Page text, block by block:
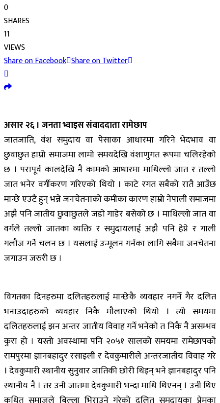
0
SHARES
11
VIEWS
Share on Facebook Share on Twitter
असार २६ । जनता भ्वाइस संवाददाता रामेछाप
जातजाति, वंश समुदाय वा पेसाका आधारमा गरिने भेदभाव वा
छुवाछुत हाम्रो समाजमा लामो समयदेखि वंशाणुगत रूपमा चलिरहेको
छ । परापूर्व कालदेखि नै कामको आधारमा माथिल्लो जात र तल्लो
जात भनेर वर्गीकरण गरिएको थियो । काटे रगत सबैको रातै आउँछ
मान्छे एउटै हुन् भन्ने जनचेतनाको कमीका कारण हाम्रो नेपाली समाजमा
अझै पनि जातीय छुवाछुतले जडो गाडेर बसेको छ । माथिल्लो जात वा
वर्गले तल्लो जातका व्यक्ति र समुदायलाई अझै पनि हेप्ने र गाली
गलौज गर्ने चलन छ । यसलाई उन्मूलन गर्नका लागि सबैमा जनचेतना
जगाउन जरुरी छ ।
विगतका दिनहरुमा दलितहरुलाई मान्छेकै व्यवहार नगर्ने गैर दलित
भनाउदाहरुको व्यवहार निकै मौलाएको थियो । त्यो समयमा
दलितहरुलाई झन अन्तर जातीय विवाह गर्ने भनेको त निकै नै असम्भव
कुरा हो । यस्तो अवस्थामा पनि २०५१ सालको समयमा रामेछापको
रामपुरमा ज्ञानबहादुर रसाइली र देवकुमारीले अन्तरजातीय विवाह गरे
। देवकुमारी स्थानीय सुनुवार जातिकी छोरी थिइन् भने ज्ञानबहादुर पनि
स्थानीय नै । तर उनी जातमा देवकुमारी भन्दा माथि थिएनन् । उनी थिए